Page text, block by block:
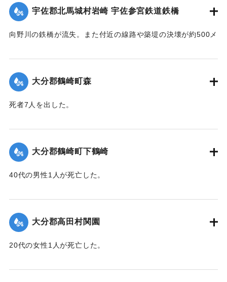
｜固有コード:
｜固有コード:
宇佐郡北馬城村岩崎 宇佐参宮鉄道鉄橋
向野川の鉄橋が流失。また付近の線路や築堤の決壊が約500メ
｜固有コード:
大分郡鶴崎町森
死者7人を出した。
｜固有コード:00481068
大分郡鶴崎町下鶴崎
40代の男性1人が死亡した。
｜固有コード:00481069
大分郡高田村関園
20代の女性1人が死亡した。